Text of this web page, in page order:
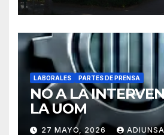
LABORALES PARTES DE PRENSA
NO A LA
LA UOM
27 MAYO, 2026